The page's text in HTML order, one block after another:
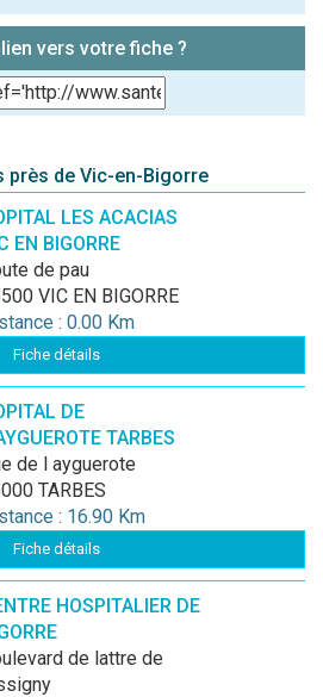
vers votre fiche ?
près de Vic-en-Bigorre
LES ACACIAS
EN BIGORRE
de pau
VIC EN BIGORRE
: 0.00 Km
Fiche détails
DE
TARBES
de l ayguerote
TARBES
: 16.90 Km
Fiche détails
HOSPITALIER DE